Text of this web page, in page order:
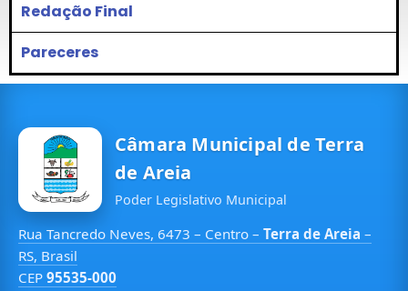
Redação Final
Pareceres
Câmara Municipal de Terra
de Areia
Poder Legislativo Municipal
Rua Tancredo Neves, 6473 – Centro – Terra de Areia –
RS, Brasil
CEP 95535-000